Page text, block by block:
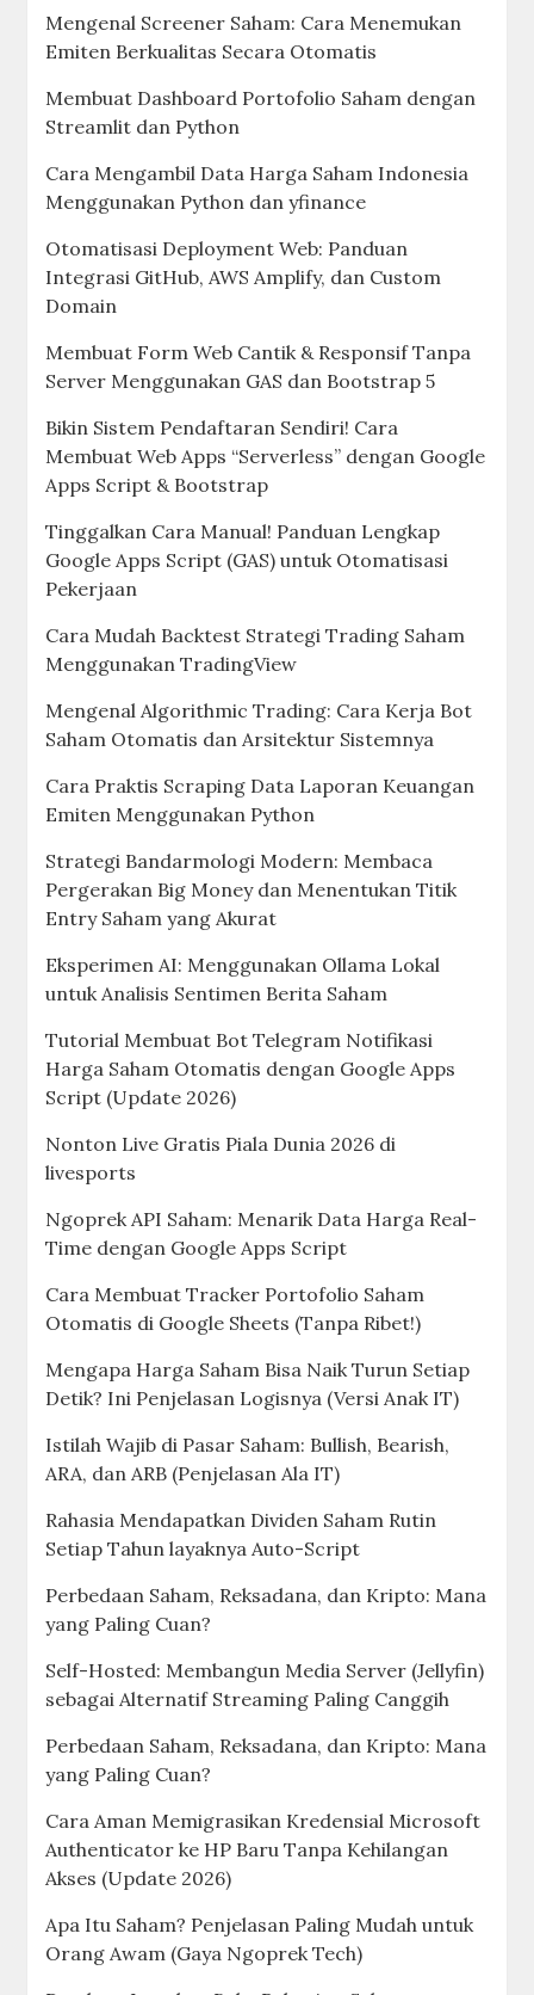
Mengenal Screener Saham: Cara Menemukan
Emiten Berkualitas Secara Otomatis
Membuat Dashboard Portofolio Saham dengan
Streamlit dan Python
Cara Mengambil Data Harga Saham Indonesia
Menggunakan Python dan yfinance
Otomatisasi Deployment Web: Panduan
Integrasi GitHub, AWS Amplify, dan Custom
Domain
Membuat Form Web Cantik & Responsif Tanpa
Server Menggunakan GAS dan Bootstrap 5
Bikin Sistem Pendaftaran Sendiri! Cara
Membuat Web Apps “Serverless” dengan Google
Apps Script & Bootstrap
Tinggalkan Cara Manual! Panduan Lengkap
Google Apps Script (GAS) untuk Otomatisasi
Pekerjaan
Cara Mudah Backtest Strategi Trading Saham
Menggunakan TradingView
Mengenal Algorithmic Trading: Cara Kerja Bot
Saham Otomatis dan Arsitektur Sistemnya
Cara Praktis Scraping Data Laporan Keuangan
Emiten Menggunakan Python
Strategi Bandarmologi Modern: Membaca
Pergerakan Big Money dan Menentukan Titik
Entry Saham yang Akurat
Eksperimen AI: Menggunakan Ollama Lokal
untuk Analisis Sentimen Berita Saham
Tutorial Membuat Bot Telegram Notifikasi
Harga Saham Otomatis dengan Google Apps
Script (Update 2026)
Nonton Live Gratis Piala Dunia 2026 di
livesports
Ngoprek API Saham: Menarik Data Harga Real-
Time dengan Google Apps Script
Cara Membuat Tracker Portofolio Saham
Otomatis di Google Sheets (Tanpa Ribet!)
Mengapa Harga Saham Bisa Naik Turun Setiap
Detik? Ini Penjelasan Logisnya (Versi Anak IT)
Istilah Wajib di Pasar Saham: Bullish, Bearish,
ARA, dan ARB (Penjelasan Ala IT)
Rahasia Mendapatkan Dividen Saham Rutin
Setiap Tahun layaknya Auto-Script
Perbedaan Saham, Reksadana, dan Kripto: Mana
yang Paling Cuan?
Self-Hosted: Membangun Media Server (Jellyfin)
sebagai Alternatif Streaming Paling Canggih
Perbedaan Saham, Reksadana, dan Kripto: Mana
yang Paling Cuan?
Cara Aman Memigrasikan Kredensial Microsoft
Authenticator ke HP Baru Tanpa Kehilangan
Akses (Update 2026)
Apa Itu Saham? Penjelasan Paling Mudah untuk
Orang Awam (Gaya Ngoprek Tech)